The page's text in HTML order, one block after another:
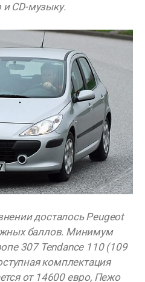
CD-музыку.
досталось Peugeot
баллов. Минимум
307 Tendance 110 (109
комплектация
от 14600 евро, Пежо